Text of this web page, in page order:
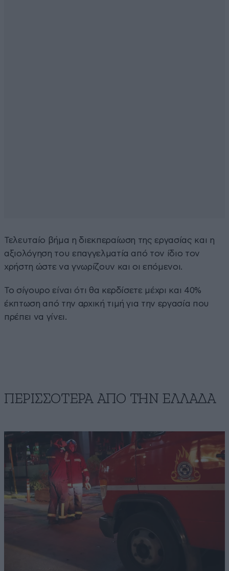
Τελευταίο βήμα η διεκπεραίωση της εργασίας και η
αξιολόγηση του επαγγελματία από τον ίδιο τον
χρήστη ώστε να γνωρίζουν και οι επόμενοι.
Το σίγουρο είναι ότι θα κερδίσετε μέχρι και 40%
έκπτωση από την αρχική τιμή για την εργασία που
πρέπει να γίνει.
ΠΕΡΙΣΣΟΤΕΡΑ ΑΠΟ ΤΗΝ ΕΛΛΑΔΑ